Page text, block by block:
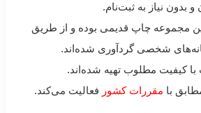
و بدون نیاز به ثبت‌نام.
مجموعه چاپ قدیمی بوده و از طریق
شخصی گردآوری شده‌اند.
کیفیت مطلوب تهیه شده‌اند.
با مقررات کشور فعالیت می‌کند.